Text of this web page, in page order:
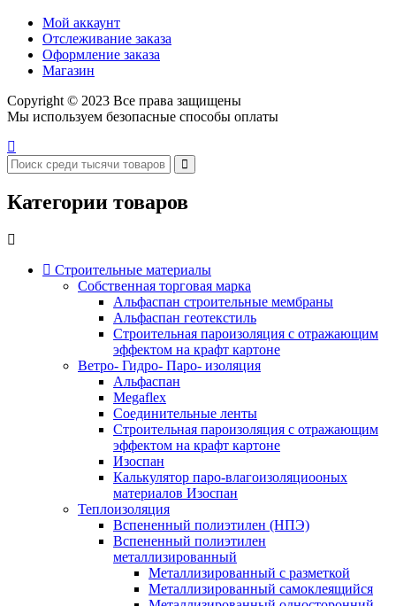
Мой аккаунт
Отслеживание заказа
Оформление заказа
Магазин
Copyright © 2023 Все права защищены
Мы используем безопасные способы оплаты
Категории товаров
Строительные материалы
Собственная торговая марка
Альфаспан строительные мембраны
Альфаспан геотекстиль
Строительная пароизоляция с отражающим
эффектом на крафт картоне
Ветро- Гидро- Паро- изоляция
Альфаспан
Megaflex
Соединительные ленты
Строительная пароизоляция с отражающим
эффектом на крафт картоне
Изоспан
Калькулятор паро-влагоизоляциооных
материалов Изоспан
Теплоизоляция
Вспененный полиэтилен (НПЭ)
Вспененный полиэтилен
металлизированный
Металлизированный с разметкой
Металлизированный самоклеящийся